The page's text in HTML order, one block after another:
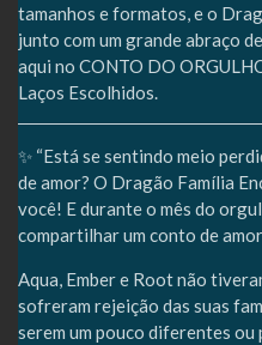
tamanhos e formatos, e o
junto com um grande abraço
aqui no CONTO DO
Laços Escolhidos.
✨ “Está se sentindo meio
de amor? O Dragão Família
você! E durante o mês do
compartilhar um conto de
Aqua, Ember e Root não
sofreram rejeição das suas
serem um pouco diferentes ou